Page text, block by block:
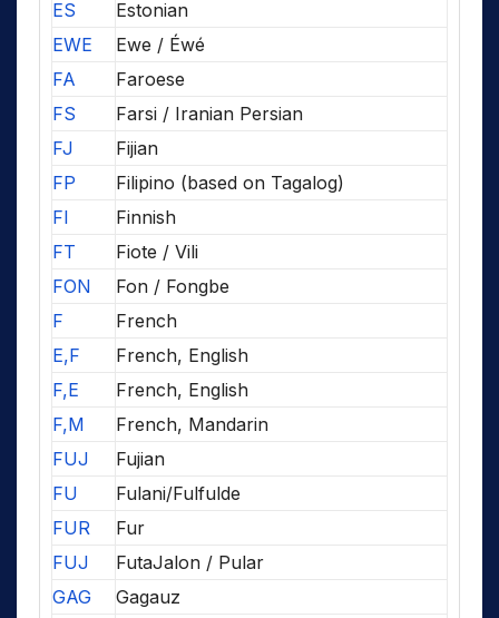
ES
Estonian
EWE
Ewe / Éwé
FA
Faroese
FS
Farsi / Iranian Persian
FJ
Fijian
FP
Filipino (based on Tagalog)
FI
Finnish
FT
Fiote / Vili
FON
Fon / Fongbe
F
French
E,F
French, English
F,E
French, English
F,M
French, Mandarin
FUJ
Fujian
FU
Fulani/Fulfulde
FUR
Fur
FUJ
FutaJalon / Pular
GAG
Gagauz